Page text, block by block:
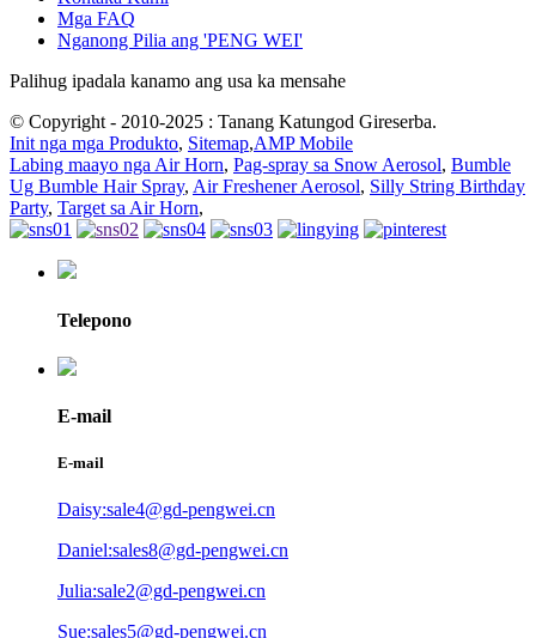
Mga FAQ
Nganong Pilia ang 'PENG WEI'
Palihug ipadala kanamo ang usa ka mensahe
© Copyright - 2010-2025 : Tanang Katungod Gireserba.
Init nga mga Produkto, Sitemap,AMP Mobile
Labing maayo nga Air Horn, Pag-spray sa Snow Aerosol, Bumble
Ug Bumble Hair Spray, Air Freshener Aerosol, Silly String Birthday
Party, Target sa Air Horn,
Telepono
E-mail
E-mail
Daisy:sale4@gd-pengwei.cn
Daniel:sales8@gd-pengwei.cn
Julia:sale2@gd-pengwei.cn
Sue:sales5@gd-pengwei.cn